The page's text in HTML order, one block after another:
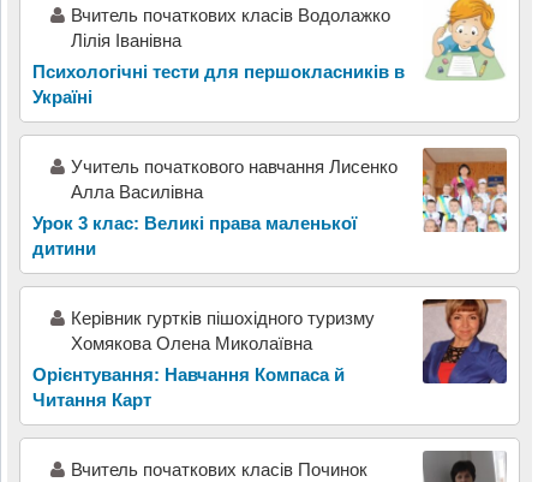
Вчитель початкових класів Водолажко
Лілія Іванівна
Психологічні тести для першокласників в
Україні
Учитель початкового навчання Лисенко
Алла Василівна
Урок 3 клас: Великі права маленької
дитини
Керівник гуртків пішохідного туризму
Хомякова Олена Миколаївна
Орієнтування: Навчання Компаса й
Читання Карт
Вчитель початкових класів Починок